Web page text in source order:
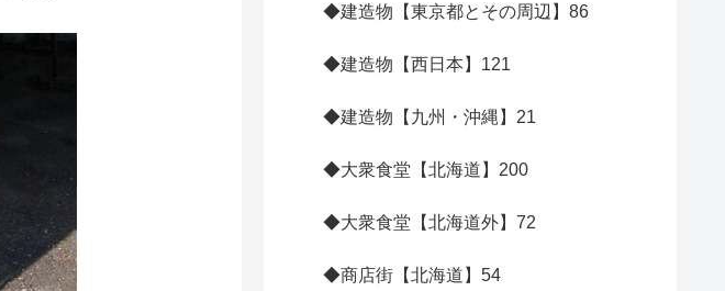
◆建造物【東京都とその周辺】 86
◆建造物【西日本】 121
◆建造物【九州・沖縄】 21
◆大衆食堂【北海道】 200
◆大衆食堂【北海道外】 72
◆商店街【北海道】 54